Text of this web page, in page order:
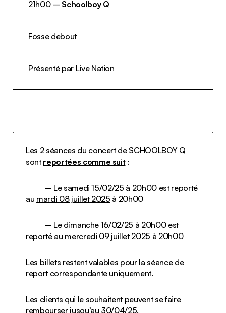
Les 2 séances du concert de SCHOOLBOY Q
sont reportées comme suit:
– Le samedi 15/02/25 à 20h00 est reporté
au mardi 08 juillet 2025 à 20h00
– Le dimanche 16/02/25 à 20h00 est
reporté au mercredi 09 juillet 2025 à 20h00
Les billets restent valables pour la séance de
report correspondante uniquement.
Les clients qui le souhaitent peuvent se faire
rembourser jusqu’au 30/04/25.
21h00 – Schoolboy Q
Fosse debout
Présenté par Live Nation